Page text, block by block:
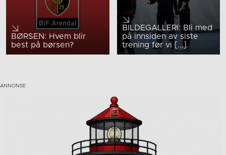
BØRSEN: Hvem blir
best på børsen?
BILDEGALLERI: Bli med
på innsiden av siste
trening før vi [...]